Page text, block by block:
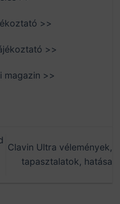
>>
>>
magazin >>
Clavin Ultra vélemények,
tapasztalatok, hatása